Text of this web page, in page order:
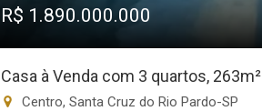
R$ 1.890.000.000
Casa à Venda com 3 quartos, 263m²
Centro, Santa Cruz do Rio Pardo-SP